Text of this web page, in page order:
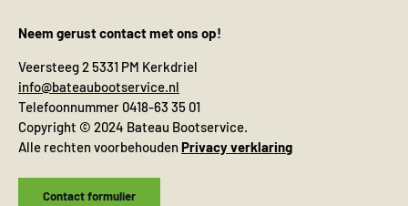
Neem gerust contact met ons op!
Veersteeg 2 5331 PM Kerkdriel
info@bateaubootservice.nl
Telefoonnummer 0418-63 35 01
Copyright © 2024 Bateau Bootservice.
Alle rechten voorbehoudenPrivacy verklaring
Contact formulier